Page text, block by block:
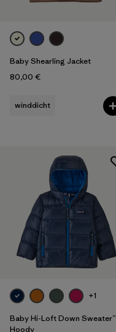
Baby Shearling Jacket
80,00 €
winddicht
+1
Baby Hi-Loft Down Sweater™
Hoody